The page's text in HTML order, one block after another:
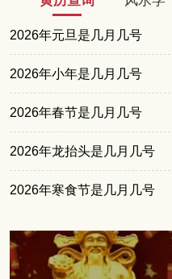
2026年元旦是几月几号
2026年小年是几月几号
2026年春节是几月几号
2026年龙抬头是几月几号
2026年寒食节是几月几号